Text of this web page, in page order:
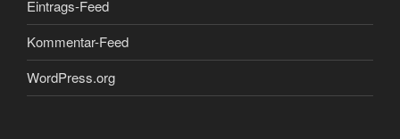
Eintrags-Feed
Kommentar-Feed
WordPress.org